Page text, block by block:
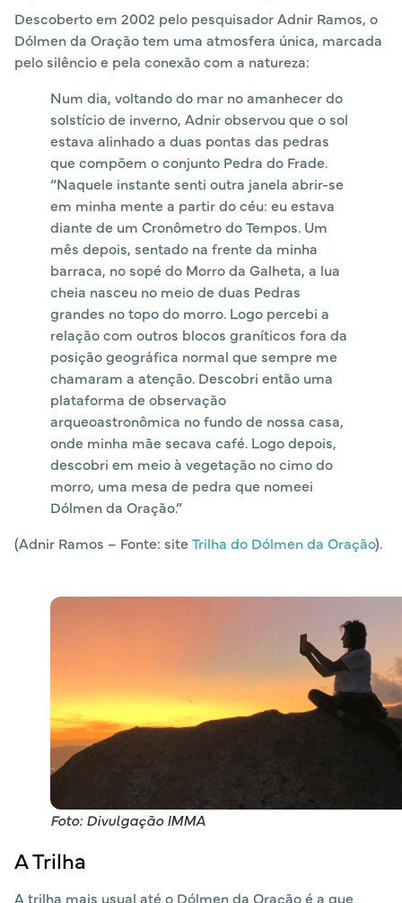
Descoberto em 2002 pelo pesquisador Adnir Ramos, o
Dólmen da Oração tem uma atmosfera única, marcada
pelo silêncio e pela conexão com a natureza:
Num dia, voltando do mar no amanhecer do
solstício de inverno, Adnir observou que o sol
estava alinhado a duas pontas das pedras
que compõem o conjunto Pedra do Frade.
“Naquele instante senti outra janela abrir-se
em minha mente a partir do céu: eu estava
diante de um Cronômetro do Tempos. Um
mês depois, sentado na frente da minha
barraca, no sopé do Morro da Galheta, a lua
cheia nasceu no meio de duas Pedras
grandes no topo do morro. Logo percebi a
relação com outros blocos graníticos fora da
posição geográfica normal que sempre me
chamaram a atenção. Descobri então uma
plataforma de observação
arqueoastronômica no fundo de nossa casa,
onde minha mãe secava café. Logo depois,
descobri em meio à vegetação no cimo do
morro, uma mesa de pedra que nomeei
Dólmen da Oração.”
(Adnir Ramos – Fonte: site Trilha do Dólmen da Oração).
Foto: Divulgação IMMA
A Trilha
A trilha mais usual até o Dólmen da Oração é a que